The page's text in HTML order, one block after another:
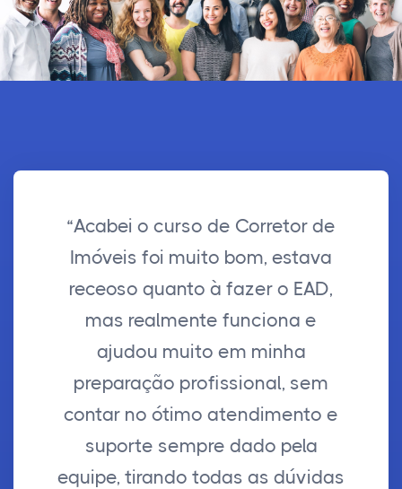
“Acabei o curso de Corretor de
Imóveis foi muito bom, estava
receoso quanto à fazer o EAD,
mas realmente funciona e
ajudou muito em minha
preparação profissional, sem
contar no ótimo atendimento e
suporte sempre dado pela
equipe, tirando todas as dúvidas